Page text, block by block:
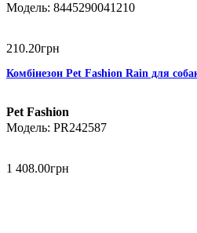
8445290041210
210.20грн
Комбінезон Pet Fashion Rain для
Pet Fashion
PR242587
1 408.00грн